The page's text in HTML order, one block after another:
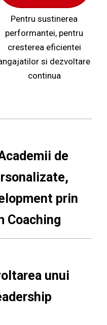
Pentru sustinerea
performantei, pentru
cresterea eficientei
si dezvoltare
continua
de
prin
Coaching
unui